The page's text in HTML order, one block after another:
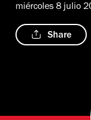
miércoles 8 julio
Share